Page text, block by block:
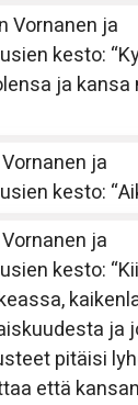
Vornanen ja
kesto: “
ja kansa
Vornanen ja
kesto: “
Vornanen ja
kesto: “
ja
pitäisi
että